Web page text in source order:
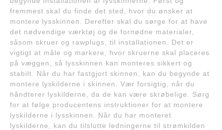
fremmest skal du finde det sted, hvor du ønsker at
montere lysskinnen. Derefter skal du sørge for at have
det nødvendige værktøj og de fornødne materialer,
såsom skruer og rawplugs, til installationen. Det er
vigtigt at måle og markere, hvor skruerne skal placeres
på væggen, så lysskinnen kan monteres sikkert og
stabilt. Når du har fastgjort skinnen, kan du begynde at
montere lyskilderne i skinnen. Vær forsigtig, når du
håndterer lyskilderne, da de kan være skrøbelige. Sørg
for at følge producentens instruktioner for at montere
lyskilderne i lysskinnen. Når du har monteret
lyskilderne, kan du tilslutte ledningerne til strømkilden